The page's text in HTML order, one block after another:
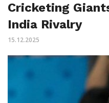
Cricketing
India Rivalry
15.12.2025